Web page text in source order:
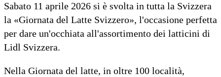
Sabato 11 aprile 2026 si è svolta in tutta la Svizzera
la «Giornata del Latte Svizzero», l'occasione perfetta
per dare un'occhiata all'assortimento dei latticini di
Lidl Svizzera.
Nella Giornata del latte, in oltre 100 località,